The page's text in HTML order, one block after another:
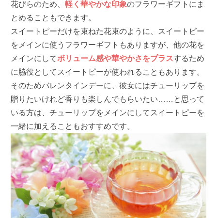
花びらのため、軽く華やかな印象のフラワーギフトにま
とめることもできます。
スイートピーだけを束ねた花束のように、スイートピー
をメインに使うフラワーギフトもありますが、他の花を
メインにしてボリューム感や華やかさをプラスするため
に脇役としてスイートピーが使われることもあります。
そのためバレンタインデーに、彼女にはチューリップを
贈りたいけれど香りも楽しんでもらいたい……と思って
いる方は、チューリップをメインにしてスイートピーを
一緒に加えることもおすすめです。